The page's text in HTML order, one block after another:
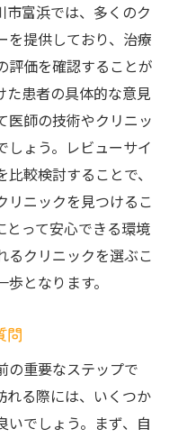
市富浜では、多くのク
を提供しており、治療
評価を確認することが
た患者の具体的な意見
医師の技術やクリニッ
しょう。レビューサイ
較検討することで、
リニックを見つけるこ
とって安心できる環境
るクリニックを選ぶこ
となります。
問
の重要なステップで
れる際には、いくつか
いでしょう。まず、自